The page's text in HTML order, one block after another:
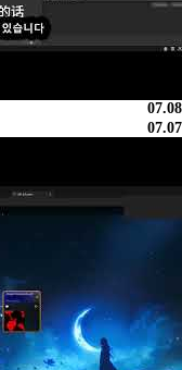
07.08
07.07